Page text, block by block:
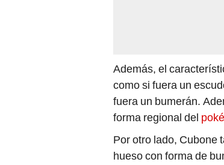
Además, el
como si fuera un
fuera un bumerán.
forma regional del
Por otro lado, Cubone
hueso con forma de